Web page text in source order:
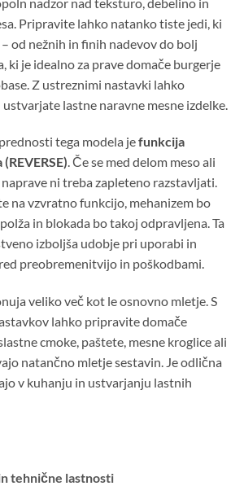
Pripravite lahko natanko tiste jedi, ki
od nežnih in finih nadevov do bolj
ki je idealno za prave domače burgerje
Z ustreznimi nastavki lahko
lastne naravne mesne izdelke.
tega modela jefunkcija
. Če se med delom meso ali
ni treba zapleteno razstavljati.
na vzvratno funkcijo, mehanizem bo
in blokada bo takoj odpravljena. Ta
izboljša udobje pri uporabi in
preobremenitvijo in poškodbami.
veliko več kot le osnovno mletje. S
lahko pripravite domače
cmoke, paštete, mesne kroglice ali
natančno mletje sestavin. Je odlična
v kuhanju in ustvarjanju lastnih
tehnične lastnosti